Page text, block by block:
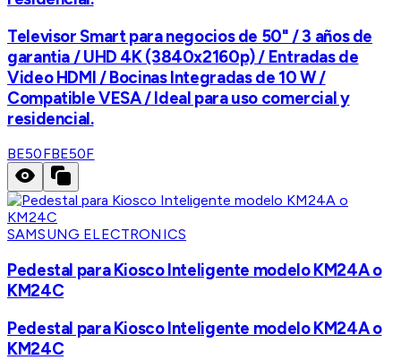
Televisor Smart para negocios de 50" / 3 años de
garantia / UHD 4K (3840x2160p) / Entradas de
Video HDMI / Bocinas Integradas de 10 W /
Compatible VESA / Ideal para uso comercial y
residencial.
BE50FBE50F
SAMSUNG ELECTRONICS
Pedestal para Kiosco Inteligente modelo KM24A o
KM24C
Pedestal para Kiosco Inteligente modelo KM24A o
KM24C